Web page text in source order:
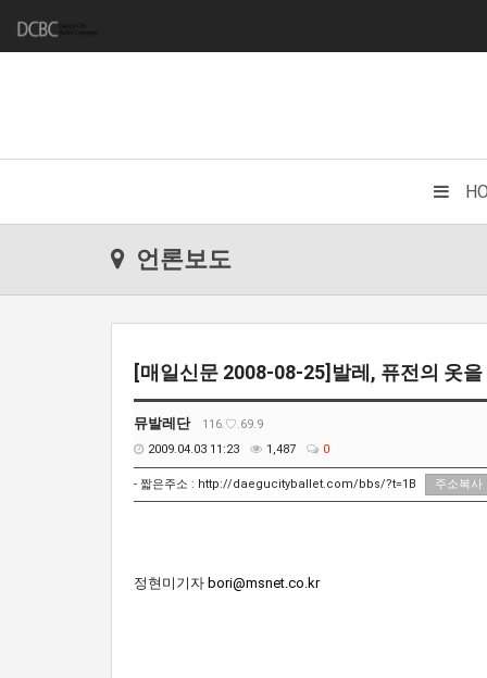
언론보도
[매일신문 2008-08-25]발레, 퓨전의 옷을
뮤발레단
116.♡.69.9
2009.04.03 11:23
1,487 0
- 짧은주소 : http://daegucityballet.com/bbs/?t=1B 주소복사
정현미기자 bori@msnet.co.kr